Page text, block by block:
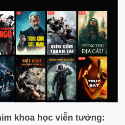
khoa học viễn tưởng: